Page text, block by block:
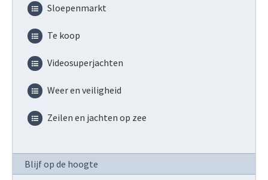
Sloepenmarkt
Te koop
Videosuperjachten
Weer en veiligheid
Zeilen en jachten op zee
Blijf op de hoogte